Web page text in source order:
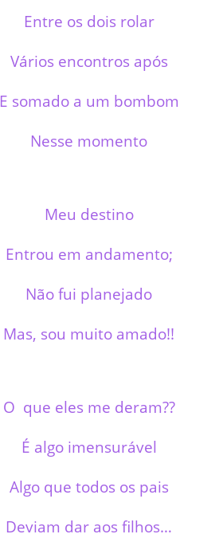
Entre os dois rolar
Vários encontros após
E somado a um bombom
Nesse momento
Meu destino
Entrou em andamento;
Não fui planejado
Mas, sou muito amado!!
O que eles me deram??
É algo imensurável
Algo que todos os pais
Deviam dar aos filhos…